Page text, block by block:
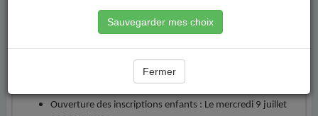
Module 1 : Période d'activité du 8
septembre au 20 décembre 2025
Ouverture des inscriptions adultes : Le mardi 8 juillet
Ouverture des inscriptions enfants : Le mercredi 9 juillet
Sauvegarder mes choix
Fermer